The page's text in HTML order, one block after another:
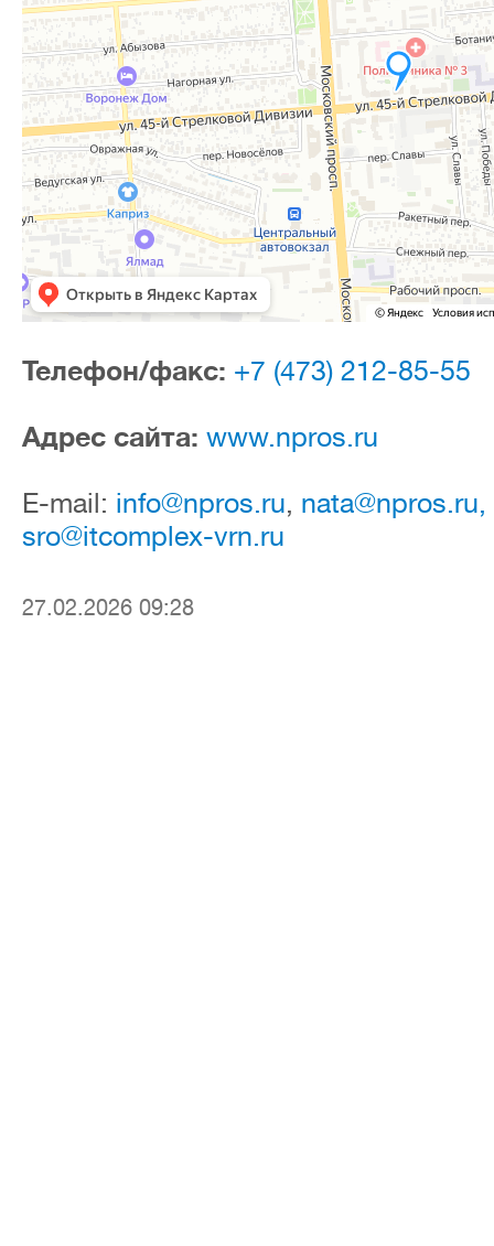
Телефон/факс: +7 (473) 212-85-55
Адрес сайта: www.npros.ru
E-mail: info@npros.ru, nata@npros.ru,
sro@itcomplex-vrn.ru
27.02.2026 09:28